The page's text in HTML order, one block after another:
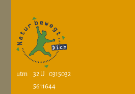
utm
32 U 0315032
5611644